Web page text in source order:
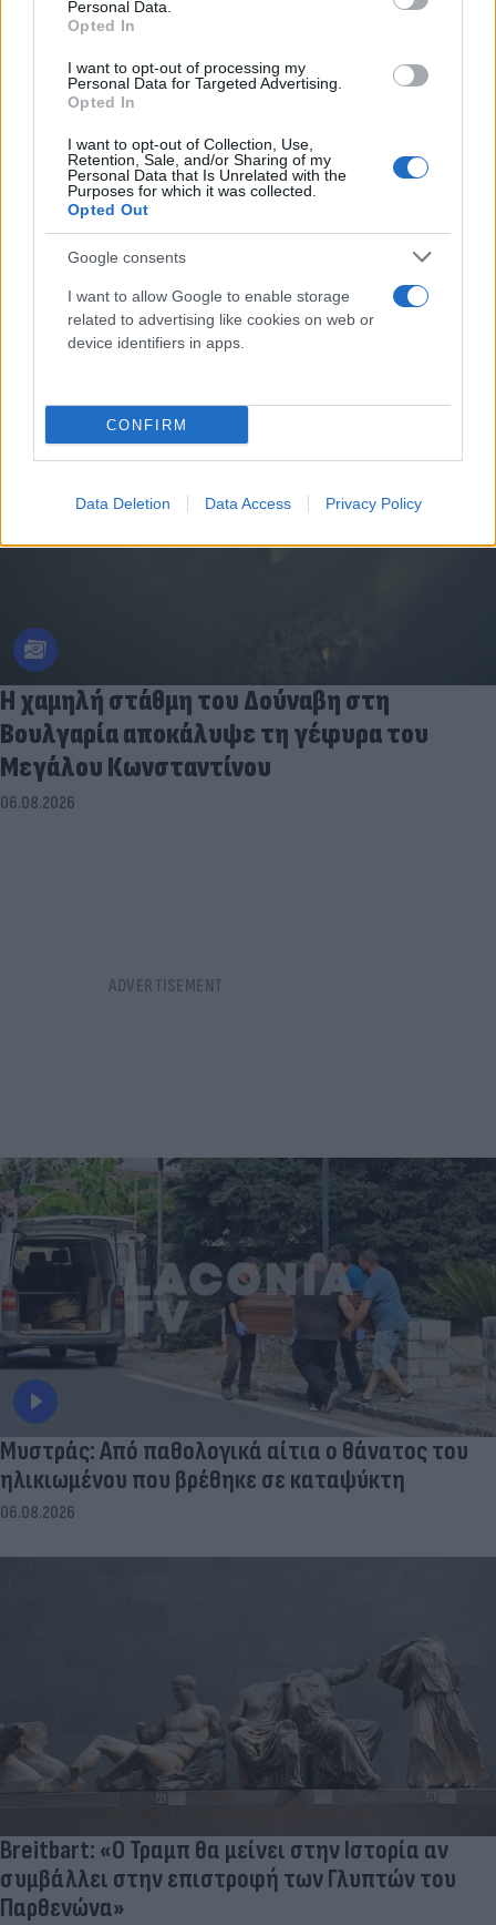
Personal Data.
Opted In
I want to opt-out of processing my
Personal Data for Targeted Advertising.
Opted In
I want to opt-out of Collection, Use,
Retention, Sale, and/or Sharing of my
Personal Data that Is Unrelated with the
Purposes for which it was collected.
Opted Out
Google consents
I want to allow Google to enable storage
related to advertising like cookies on web or
device identifiers in apps.
CONFIRM
Data Deletion Data Access Privacy Policy
FLASH FOCUS
Η χαμηλή στάθμη του Δούναβη στη
Βουλγαρία αποκάλυψε τη γέφυρα του
Μεγάλου Κωνσταντίνου
06.08.2026
Μυστράς: Από παθολογικά αίτια ο θάνατος του
ηλικιωμένου που βρέθηκε σε καταψύκτη
06.08.2026
Breitbart: «Ο Τραμπ θα μείνει στην Ιστορία αν
συμβάλλει στην επιστροφή των Γλυπτών του
Παρθενώνα»